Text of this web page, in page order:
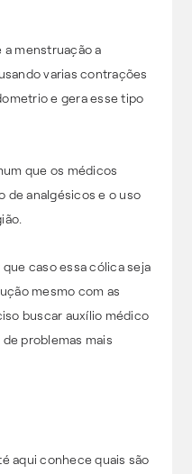
menstruação a
varias contrações
e gera esse tipo
que os médicos
de analgésicos e o uso
caso essa cólica seja
mesmo com as
buscar auxílio médico
problemas mais
aqui conhece quais são